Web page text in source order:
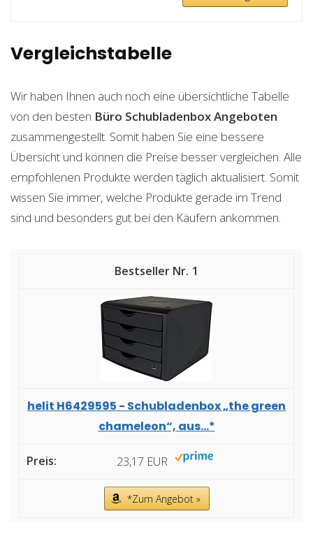
Vergleichstabelle
Wir haben Ihnen auch noch eine übersichtliche Tabelle
von den besten Büro SchubladenboxAngeboten
zusammengestellt. Somit haben Sie eine bessere
Übersicht und können die Preise besser vergleichen. Alle
empfohlenen Produkte werden täglich aktualisiert. Somit
wissen Sie immer, welche Produkte gerade im Trend
sind und besonders gut bei den Käufern ankommen.
1
helit H6429595 - Schubladenbox „the green
chameleon“, aus...*
23,17 EUR
*Zum Angebot »